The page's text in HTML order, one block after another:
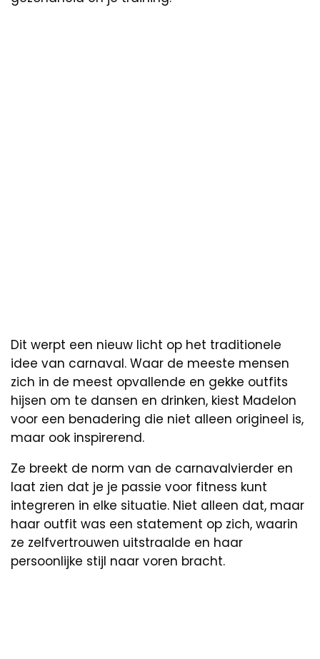
Dit werpt een nieuw licht op het traditionele
idee van carnaval. Waar de meeste mensen
zich in de meest opvallende en gekke outfits
hijsen om te dansen en drinken, kiest Madelon
voor een benadering die niet alleen origineel is,
maar ook inspirerend.
Ze breekt de norm van de carnavalvierder en
laat zien dat je je passie voor fitness kunt
integreren in elke situatie. Niet alleen dat, maar
haar outfit was een statement op zich, waarin
ze zelfvertrouwen uitstraalde en haar
persoonlijke stijl naar voren bracht.